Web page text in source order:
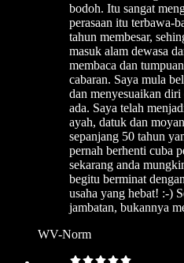
bodoh. Itu sangat
perasaan itu terbawa-
tahun membesar,
masuk alam dewasa
membaca dan
cabaran. Saya mula
dan menyesuaikan diri
ada. Saya telah
ayah, datuk dan
sepanjang 50 tahun
pernah berhenti cuba
sekarang anda
begitu berminat
usaha yang hebat! :-)
jambatan, bukannya
WV-Norm